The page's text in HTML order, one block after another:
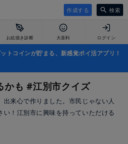
作成する 検索
お絵描き診断 大喜利 ログイン
トコインが貯まる、新感覚ポイ活アプリ！
かも #江別市クイズ
来心で作りました。市民じゃない人
い！江別市に興味を持っていただける